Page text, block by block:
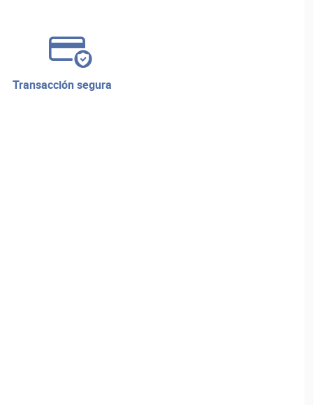
transacción segura